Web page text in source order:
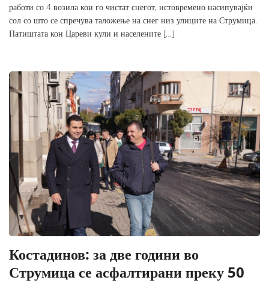
работи со 4 возила кои го чистат снегот, истовремено насипувајќи
сол со што се спречува таложење на снег низ улиците на Струмица.
Патиштата кон Цареви кули и населените […]
Костадинов: за две години во
Струмица се асфалтирани преку 50